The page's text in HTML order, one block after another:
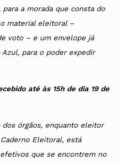
a morada que consta do
material eleitoral –
voto – e um envelope já
para o poder expedir
até às 15h de dia 19 de
órgãos, enquanto eleitor
Eleitoral, está
que se encontrem no